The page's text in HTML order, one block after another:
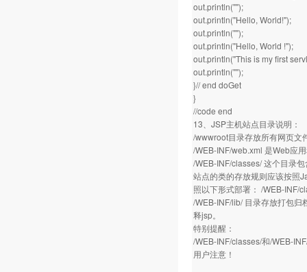
out.println("");
out.println("Hello, World!");
out.println("");
out.println("Hello, World !");
out.println("This is my first
out.println("");
}// end doGet
}
//code end
13、JSP主机站点目录说明：
/wwwroot目录存放所有网页文
/WEB-INF/web.xml 是Web应
/WEB-INF/classes/ 这个目录
站点的类的存放规则应该按照
照以下形式部署： /WEB-INF/
/WEB-INF/lib/ 目录存放打包
释jsp。
特别提醒：
/WEB-INF/classes/和/WEB-
用户注意！